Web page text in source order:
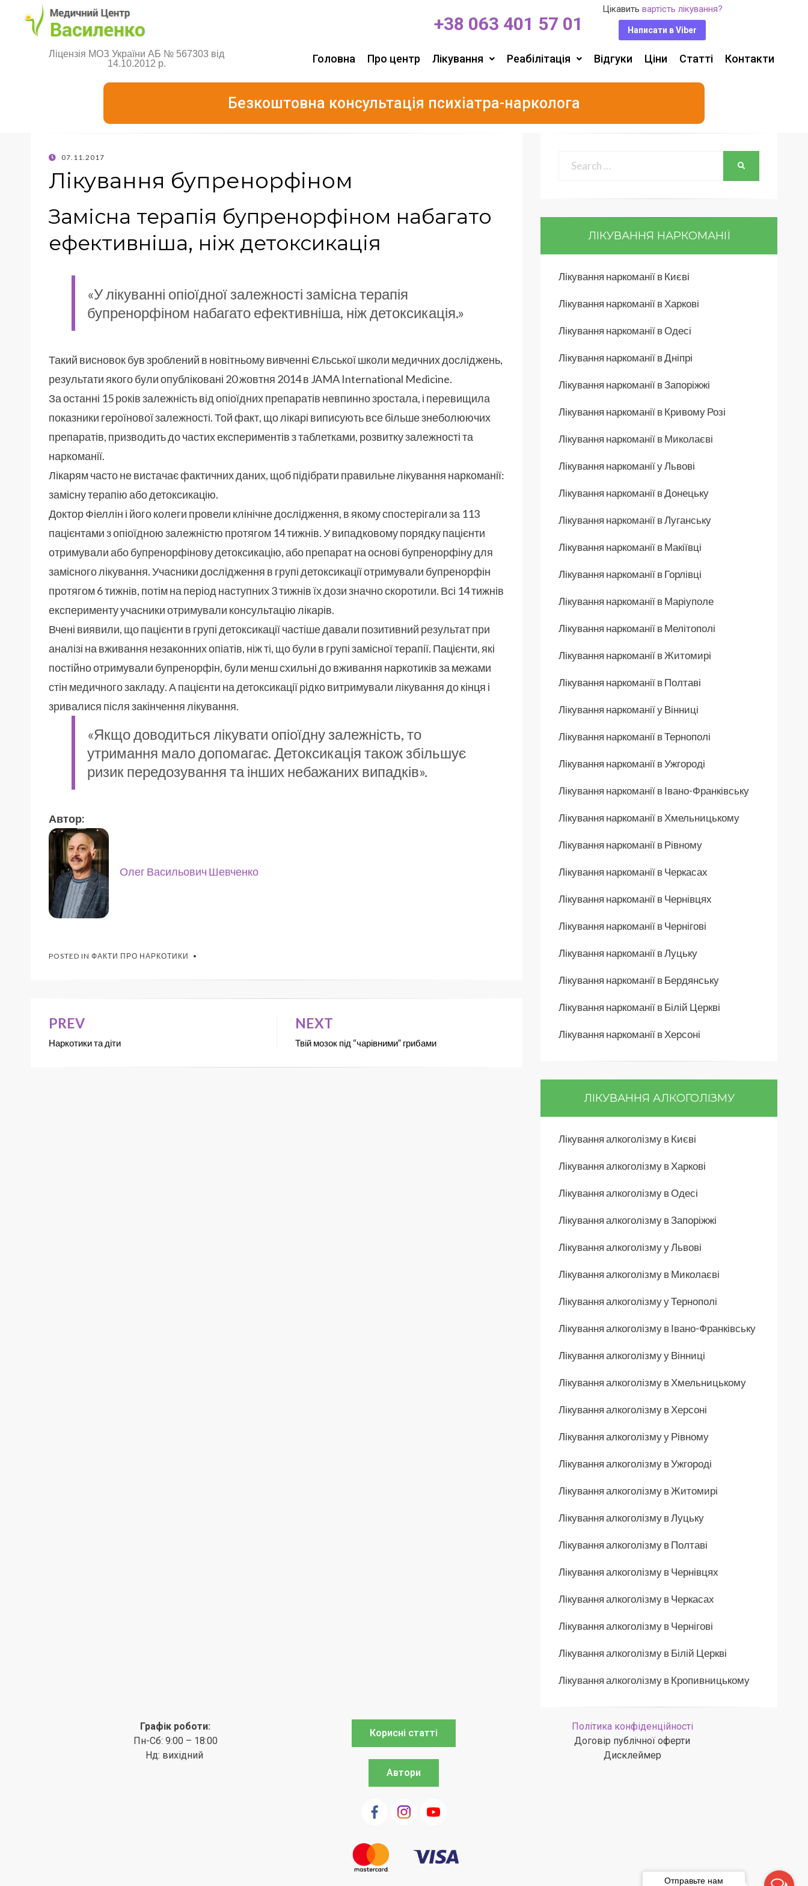
+38 063 401 57 01
Цікавить вартість лікування?
Написати в Viber
Ліцензія МОЗ України АБ № 567303 від
14.10.2012 р.
Головна Про центр Лікування Реабілітація Відгуки Ціни Статті Контакти
Безкоштовна консультація психіатра-нарколога
07.11.2017
Лікування бупренорфіном
Замісна терапія бупренорфіном набагато
ефективніша, ніж детоксикація
«У лікуванні опіоїдної залежності замісна терапія
бупренорфіном набагато ефективніша, ніж детоксикація.»
Такий висновок був зроблений в новітньому вивченні Єльської школи медичних досліджень,
результати якого були опубліковані 20 жовтня 2014 в JAMA International Medicine.
За останні 15 років залежність від опіоїдних препаратів невпинно зростала, і перевищила
показники героїнової залежності. Той факт, що лікарі виписують все більше знеболюючих
препаратів, призводить до частих експериментів з таблетками, розвитку залежності та
наркоманії.
Лікарям часто не вистачає фактичних даних, щоб підібрати правильне лікування наркоманії:
замісну терапію або детоксикацію.
Доктор Фіеллін і його колеги провели клінічне дослідження, в якому спостерігали за 113
пацієнтами з опіоїдною залежністю протягом 14 тижнів. У випадковому порядку пацієнти
отримували або бупренорфінову детоксикацію, або препарат на основі бупренорфіну для
замісного лікування. Учасники дослідження в групі детоксикації отримували бупренорфін
протягом 6 тижнів, потім на період наступних 3 тижнів їх дози значно скоротили. Всі 14 тижнів
експерименту учасники отримували консультацію лікарів.
Вчені виявили, що пацієнти в групі детоксикації частіше давали позитивний результат при
аналізі на вживання незаконних опіатів, ніж ті, що були в групі замісної терапії. Пацієнти, які
постійно отримували бупренорфін, були менш схильні до вживання наркотиків за межами
стін медичного закладу. А пацієнти на детоксикації рідко витримували лікування до кінця і
зривалися після закінчення лікування.
«Якщо доводиться лікувати опіоїдну залежність, то
утримання мало допомагає. Детоксикація також збільшує
ризик передозування та інших небажаних випадків».
Автор:
Олег Васильович Шевченко
POSTED IN ФАКТИ ПРО НАРКОТИКИ
PREV
Наркотики та діти
NEXT
Твій мозок під “чарівними” грибами
ЛІКУВАННЯ НАРКОМАНІЇ
Лікування наркоманії в Києві
Лікування наркоманії в Харкові
Лікування наркоманії в Одесі
Лікування наркоманії в Дніпрі
Лікування наркоманії в Запоріжжі
Лікування наркоманії в Кривому Розі
Лікування наркоманії в Миколаєві
Лікування наркоманії у Львові
Лікування наркоманії в Донецьку
Лікування наркоманії в Луганську
Лікування наркоманії в Макіївці
Лікування наркоманії в Горлівці
Лікування наркоманії в Маріуполе
Лікування наркоманії в Мелітополі
Лікування наркоманії в Житомирі
Лікування наркоманії в Полтаві
Лікування наркоманії у Вінниці
Лікування наркоманії в Тернополі
Лікування наркоманії в Ужгороді
Лікування наркоманії в Івано-Франківську
Лікування наркоманії в Хмельницькому
Лікування наркоманії в Рівному
Лікування наркоманії в Черкасах
Лікування наркоманії в Чернівцях
Лікування наркоманії в Чернігові
Лікування наркоманії в Луцьку
Лікування наркоманії в Бердянську
Лікування наркоманії в Білій Церкві
Лікування наркоманії в Херсоні
ЛІКУВАННЯ АЛКОГОЛІЗМУ
Лікування алкоголізму в Києві
Лікування алкоголізму в Харкові
Лікування алкоголізму в Одесі
Лікування алкоголізму в Запоріжжі
Лікування алкоголізму у Львові
Лікування алкоголізму в Миколаєві
Лікування алкоголізму у Тернополі
Лікування алкоголізму в Івано-Франківську
Лікування алкоголізму у Вінниці
Лікування алкоголізму в Хмельницькому
Лікування алкоголізму в Херсоні
Лікування алкоголізму у Рівному
Лікування алкоголізму в Ужгороді
Лікування алкоголізму в Житомирі
Лікування алкоголізму в Луцьку
Лікування алкоголізму в Полтаві
Лікування алкоголізму в Чернівцях
Лікування алкоголізму в Черкасах
Лікування алкоголізму в Чернігові
Лікування алкоголізму в Білій Церкві
Лікування алкоголізму в Кропивницькому
Графік роботи:
Пн-Сб: 9:00 – 18:00
Нд: вихідний
Корисні статті
Автори
Політика конфіденційності
Договір публічної оферти
Дисклеймер
Отправьте нам